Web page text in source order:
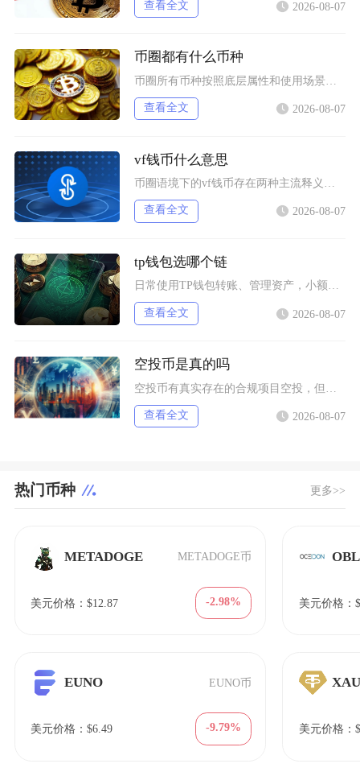
查看全文 2026-08-07
币圈都有什么币种
查看全文 2026-08-07
vf钱币什么意思
查看全文 2026-08-07
tp钱包选哪个链
日常使用TP钱包转账、管理资产，小额稳定币互转优先选择波场TRC20；币安生态内交互、参与
查看全文 2026-08-07
空投币是真的吗
查看全文 2026-08-07
热门币种 更多>>
METADOGE METADOGE币
美元价格：$12.87 -2.98%
EUNO EUNO币
美元价格：$6.49 -9.79%
美元价格：
美元价格：